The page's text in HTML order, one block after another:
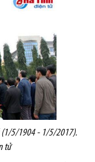
(1/5/1904 - 1/5/2017).
tử